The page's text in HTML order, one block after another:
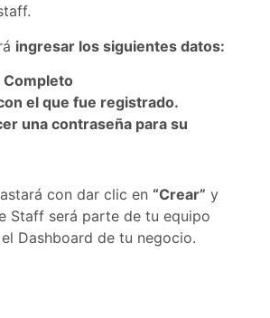
ingresar los siguientes datos:
Completo
el que fue registrado.
una contraseña para su
con dar clic en “Crear” y
Staff será parte de tu equipo
Dashboard de tu negocio.